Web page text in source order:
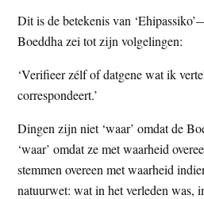
Dit is de betekenis van
Boeddha zei tot zijn volgelingen:
‘Verifieer zélf of datgene wat ik
correspondeert.’
Dingen zijn niet ‘waar’ omdat de
‘waar’ omdat ze met waarheid
stemmen overeen met waarheid
natuurwet: wat in het verleden was,